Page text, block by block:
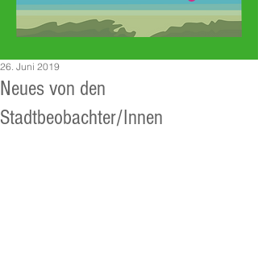
Neues von den
Stadtbeobachter/Innen
26. Juni 2019